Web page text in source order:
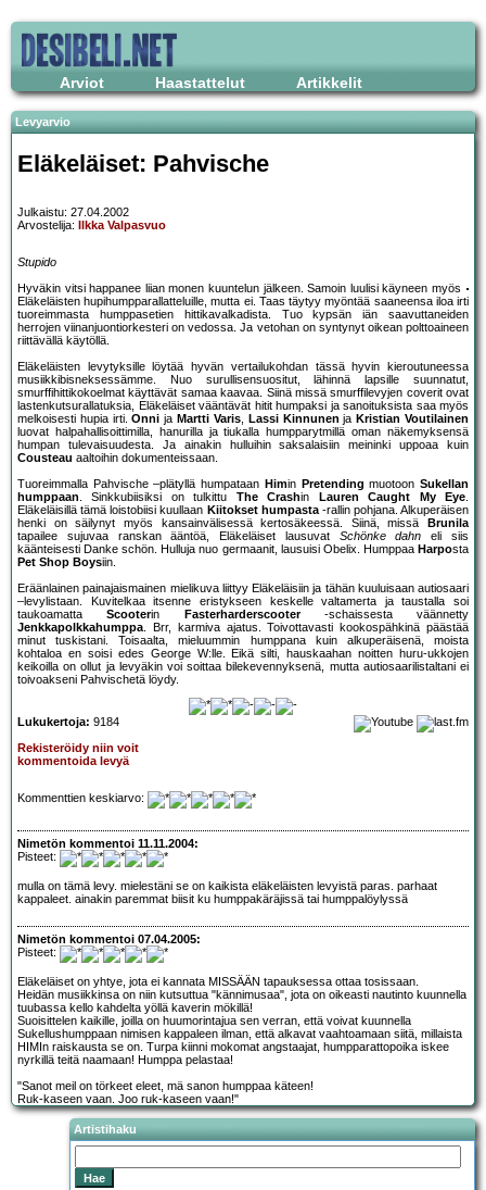
Arviot Haastattelut Artikkelit
Levyarvio
Eläkeläiset: Pahvische
Julkaistu: 27.04.2002
Arvostelija:
Ilkka Valpasvuo
Stupido
Hyväkin vitsi happanee liian monen kuuntelun jälkeen. Samoin luulisi käyneen myös
Eläkeläisten hupihumpparallatteluille, mutta ei. Taas täytyy myöntää saaneensa iloa irti
tuoreimmasta humppasetien hittikavalkadista. Tuo kypsän iän saavuttaneiden
herrojen viinanjuontiorkesteri on vedossa. Ja vetohan on syntynyt oikean polttoaineen
riittävällä käytöllä.
Eläkeläisten levytyksille löytää hyvän vertailukohdan tässä hyvin kieroutuneessa
musiikkibisneksessämme. Nuo surullisensuositut, lähinnä lapsille suunnatut,
smurffihittikokoelmat käyttävät samaa kaavaa. Siinä missä smurffilevyjen coverit ovat
lastenkutsurallatuksia, Eläkeläiset vääntävät hitit humpaksi ja sanoituksista saa myös
melkoisesti hupia irti.Onni ja Martti Varis, Lassi Kinnunen ja Kristian Voutilainen
luovat halpahallisoittimilla, hanurilla ja tiukalla humpparytmillä oman näkemyksensä
humpan tulevaisuudesta. Ja ainakin hulluihin saksalaisiin meininki uppoaa kuin
Cousteau aaltoihin dokumenteissaan.
Tuoreimmalla Pahvische –plätyllä humpataan Himin Pretending muotoonSukellan
humppaan. Sinkkubiisiksi on tulkittu The Crashin Lauren Caught My Eye.
Eläkeläisillä tämä loistobiisi kuullaan Kiitokset humpasta-rallin pohjana. Alkuperäisen
henki on säilynyt myös kansainvälisessä kertosäkeessä. Siinä, missä
Brunila
tapailee sujuvaa ranskan ääntöä, Eläkeläiset lausuvat Schönke dahn eli siis
käänteisesti Danke schön. Hulluja nuo germaanit, lausuisi Obelix. Humppaa Harposta
Pet Shop Boysiin.
Eräänlainen painajaismainen mielikuva liittyy Eläkeläisiin ja tähän kuuluisaan autiosaari
–levylistaan. Kuvitelkaa itsenne eristykseen keskelle valtamerta ja taustalla soi
taukoamattaScooterin Fasterharderscooter-schaissesta väännetty
Jenkkapolkkahumppa. Brr, karmiva ajatus. Toivottavasti kookospähkinä päästää
minut tuskistani. Toisaalta, mieluummin humppana kuin alkuperäisenä, moista
kohtaloa en soisi edes George W:lle. Eikä silti, hauskaahan noitten huru-ukkojen
keikoilla on ollut ja levyäkin voi soittaa bilekevennyksenä, mutta autiosaarilistaltani ei
toivoakseni Pahvischetä löydy.
Lukukertoja: 9184
Rekisteröidy niin voit
kommentoida levyä
Kommenttien keskiarvo:
Nimetön kommentoi 11.11.2004:
Pisteet:
mulla on tämä levy. mielestäni se on kaikista eläkeläisten levyistä paras. parhaat
kappaleet. ainakin paremmat biisit ku humppakäräjissä tai humppalöylyssä
Nimetön kommentoi 07.04.2005:
Pisteet:
Eläkeläiset on yhtye, jota ei kannata MISSÄÄN tapauksessa ottaa tosissaan.
Heidän musiikkinsa on niin kutsuttua "kännimusaa", jota on oikeasti nautinto kuunnella
tuubassa kello kahdelta yöllä kaverin mökillä!
Suoisittelen kaikille, joilla on huumorintajua sen verran, että voivat kuunnella
Sukellushumppaan nimisen kappaleen ilman, että alkavat vaahtoamaan siitä, millaista
HIMIn raiskausta se on. Turpa kiinni mokomat angstaajat, humpparattopoika iskee
nyrkillä teitä naamaan! Humppa pelastaa!
"Sanot meil on törkeet eleet, mä sanon humppaa käteen!
Ruk-kaseen vaan. Joo ruk-kaseen vaan!"
Artistihaku